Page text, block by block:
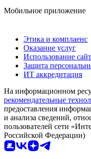
Мобильное приложение
Этика и комплаенс
Оказание услуг
Использование
Защита
ИТ аккредитация
На информационном
рекомендательные
предоставления
и анализа сведений,
пользователей сети
Российской Федерации)